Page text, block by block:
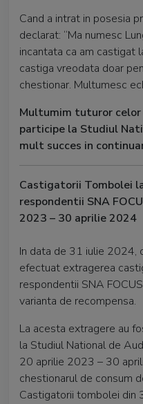
Cand a intrat in posesia
declarat: “Ma numesc
incantata ca am castigat
castiga vreodata doar
chestionar. Multumesc
Multumim tuturor celor
participe la Studiul
mult succes in
Castigatorii Tombolei
respondentii SNA
2023 – 30 aprilie 2024
In data de 31 iulie 2024,
efectuat extragerea
respondentii SNA
varianta de recompensa.
La acesta extragere au
la Studiul National de
20 aprilie 2023 – 30
chestionarul de consum
Castigatorii tombolei din